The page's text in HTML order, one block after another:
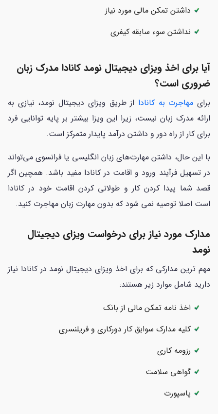
داشتن تمکن مالی مورد نیاز
نداشتن سوء سابقه کیفری
آیا برای اخذ ویزای دیجیتال نومد کانادا مدرک زبان
ضروری است؟
برایمهاجرت به کانادا از طریق ویزای دیجیتال نومد، نیازی به
ارائه مدرک زبان نیست، زیرا این ویزا بیشتر بر پایه توانایی فرد
برای کار از راه دور و داشتن درآمد پایدار متمرکز است.
با این حال، داشتن مهارت‌های زبان انگلیسی یا فرانسوی می‌تواند
در تسهیل فرآیند ورود و اقامت در کانادا مفید باشد. همچین اگر
قصد شما پیدا کردن کار و طولانی کردن اقامت خود در کانادا
است اصلا توصیه نمی شود که بدون مهارت زبان مهاجرت کنید.
مدارک مورد نیاز برای درخواست ویزای دیجیتال
نومد
مهم ترین مدارکی که برای اخذ ویزای دیجیتال نومد در کانادا نیاز
دارید شامل موارد زیر هستند:
اخذ نامه تمکن مالی از بانک
کلیه مدارک سوابق کار دورکاری و فریلنسری
رزومه کاری
گواهی سلامت
پاسپورت